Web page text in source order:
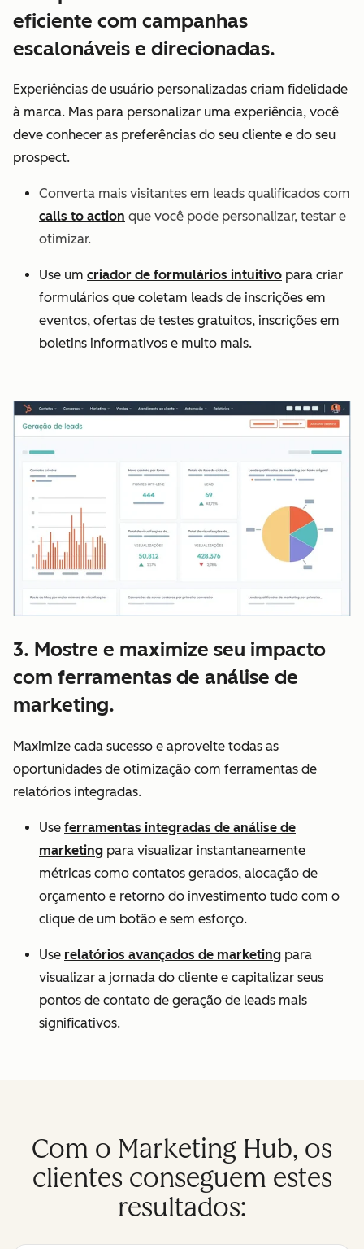
eficiente com campanhas
escalonáveis e direcionadas.
Experiências de usuário personalizadas criam fidelidade
à marca. Mas para personalizar uma experiência, você
deve conhecer as preferências do seu cliente e do seu
prospect.
Converta mais visitantes em leads qualificados com
calls to action que você pode personalizar, testar e
otimizar.
Use um criador de formulários intuitivo para criar
formulários que coletam leads de inscrições em
eventos, ofertas de testes gratuitos, inscrições em
boletins informativos e muito mais.
3. Mostre e maximize seu impacto
com ferramentas de análise de
marketing.
Maximize cada sucesso e aproveite todas as
oportunidades de otimização com ferramentas de
relatórios integradas.
Use ferramentas integradas de análise de
marketing para visualizar instantaneamente
métricas como contatos gerados, alocação de
orçamento e retorno do investimento tudo com o
clique de um botão e sem esforço.
Use relatórios avançados de marketing para
visualizar a jornada do cliente e capitalizar seus
pontos de contato de geração de leads mais
significativos.
Com o Marketing Hub, os
clientes conseguem estes
resultados: